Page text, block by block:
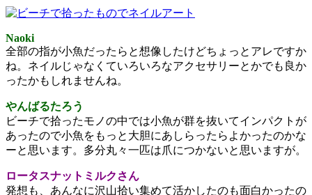
Naoki
全部の指が小魚だったらと想像したけどちょっとアレですか
ね。ネイルじゃなくていろいろなアクセサリーとかでも良か
ったかもしれませんね。
やんばるたろう
ビーチで拾ったモノの中では小魚が群を抜いてインパクトが
あったので小魚をもっと大胆にあしらったらよかったのかな
ーと思います。多分丸々一匹は爪につかないと思いますが。
ロータスナットミルクさん
発想も、あんなに沢山拾い集めて活かしたのも面白かったの